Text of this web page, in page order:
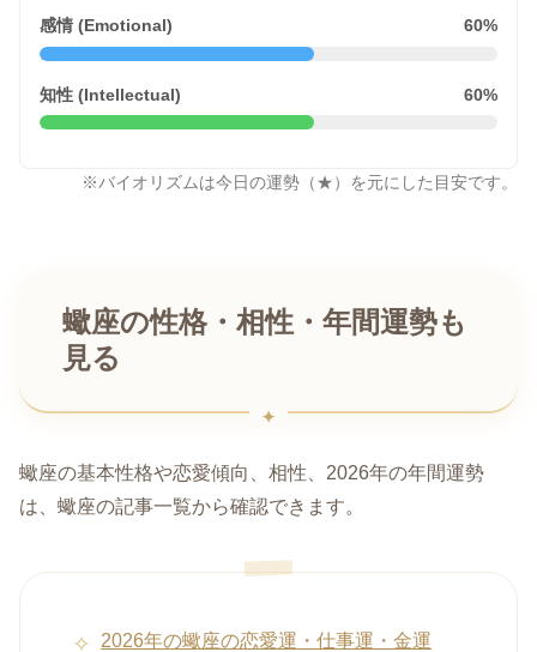
感情 (Emotional) 60%
知性 (Intellectual) 60%
※バイオリズムは今日の運勢（★）を元にした目安です。
蠍座の性格・相性・年間運勢も
見る
蠍座の基本性格や恋愛傾向、相性、2026年の年間運勢
は、蠍座の記事一覧から確認できます。
2026年の蠍座の恋愛運・仕事運・金運